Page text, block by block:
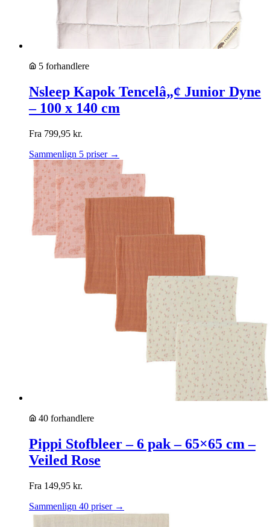
5 forhandlere
Nsleep Kapok Tencelâ„¢ Junior Dyne
– 100 x 140 cm
Fra 799,95 kr.
Sammenlign 5 priser →
40 forhandlere
Pippi Stofbleer – 6 pak – 65×65 cm –
Veiled Rose
Fra 149,95 kr.
Sammenlign 40 priser →